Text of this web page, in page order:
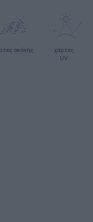
σκόνης
χάρτες
UV